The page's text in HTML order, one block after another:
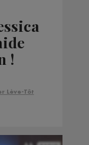
!
Lève-Tôt